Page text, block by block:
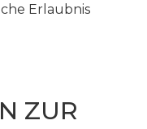
Erlaubnis
ZUR